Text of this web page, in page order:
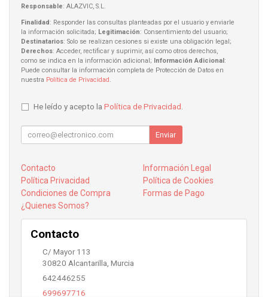
Responsable: ALAZVIC, S.L.
Finalidad: Responder las consultas planteadas por el usuario y enviarle
la información solicitada; Legitimación: Consentimiento del usuario;
Destinatarios: Solo se realizan cesiones si existe una obligación legal;
Derechos: Acceder, rectificar y suprimir, así como otros derechos,
como se indica en la información adicional; Información Adicional:
Puede consultar la información completa de Protección de Datos en
nuestra Política de Privacidad.
He leído y acepto la Política de Privacidad.
Enviar
Contacto
Información Legal
Política Privacidad
Política de Cookies
Condiciones de Compra
Formas de Pago
¿Quienes Somos?
Contacto
C/ Mayor 113
30820 Alcantarilla, Murcia
642446255
699697716